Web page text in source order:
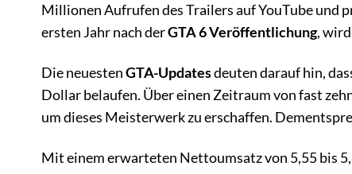
Millionen Aufrufen des Trailers auf YouTube
ersten Jahr nach derGTA 6 Veröffentlichung,
Die neuestenGTA-Updatesdeuten darauf hin,
Dollar belaufen. Über einen Zeitraum von fast
um dieses Meisterwerk zu erschaffen.
Mit einem erwarteten Nettoumsatz von 5,55 bis